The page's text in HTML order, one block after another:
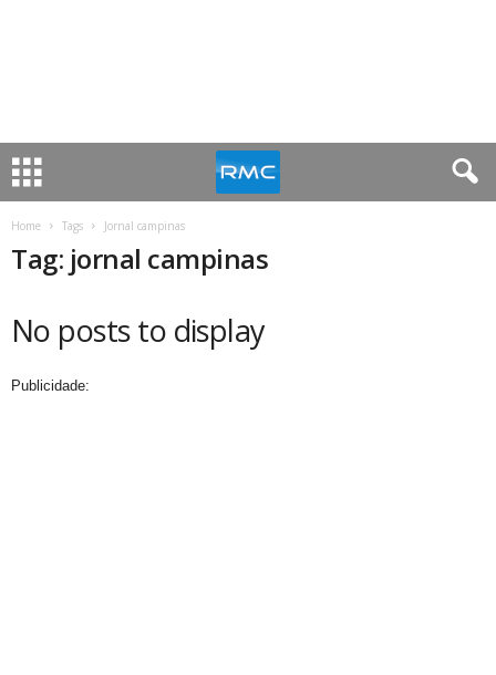
Home Tags Jornal campinas
Tag: jornal campinas
No posts to display
Publicidade: